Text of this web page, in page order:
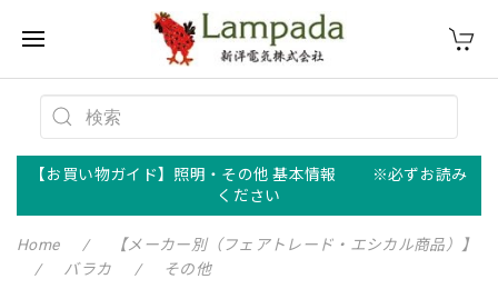
【お買い物ガイド】照明・その他 基本情報 ※必ずお読み
ください
Home
【メーカー別（フェアトレード・エシカル商品）】
バラカ
その他